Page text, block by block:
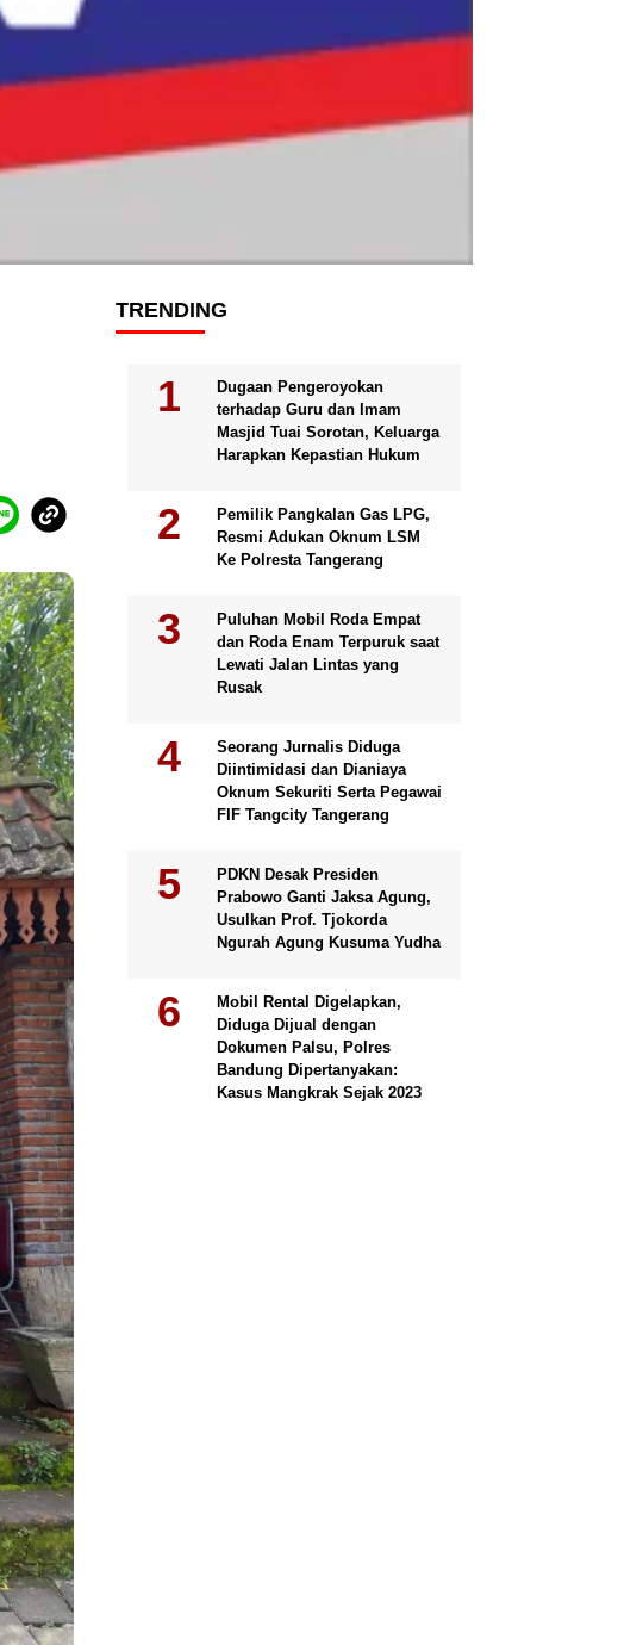
TRENDING
Dugaan Pengeroyokan
terhadap Guru dan Imam
Masjid Tuai Sorotan, Keluarga
Harapkan Kepastian Hukum
Pemilik Pangkalan Gas LPG,
Resmi Adukan Oknum LSM
Ke Polresta Tangerang
Puluhan Mobil Roda Empat
dan Roda Enam Terpuruk saat
Lewati Jalan Lintas yang
Rusak
Seorang Jurnalis Diduga
Diintimidasi dan Dianiaya
Oknum Sekuriti Serta Pegawai
FIF Tangcity Tangerang
PDKN Desak Presiden
Prabowo Ganti Jaksa Agung,
Usulkan Prof. Tjokorda
Ngurah Agung Kusuma Yudha
Mobil Rental Digelapkan,
Diduga Dijual dengan
Dokumen Palsu, Polres
Bandung Dipertanyakan:
Kasus Mangkrak Sejak 2023